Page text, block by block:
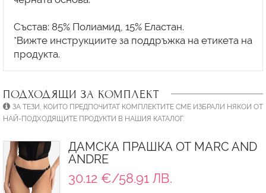
Състав: 85% Полиамид, 15% Еластан.
*Вижте инструкциите за поддръжка на етикета на
ПОДХОДЯЩИ ЗА КОМПЛЕКТ
ЗА ТЕЗИ, КОИТО ПРЕДПОЧИТАТ КОМПЛЕКТИТЕ СМЕ ИЗБРАЛИ НЯКОИ ОТ
НАЙ-ПОДХОДЯЩИТЕ ПРОДУКТИ В НАШИЯ КАТАЛОГ.
ДАМСКА ПРАШКА ОТ MARC AND
ANDRE
30.12 €/58.91 ЛВ.